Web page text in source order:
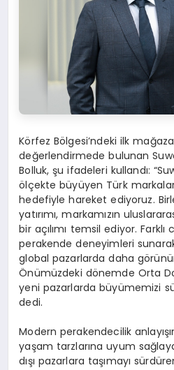
Körfez Bölgesi’ndeki ilk mağaza
değerlendirmede bulunan
Bolluk, şu ifadeleri kullandı:
ölçekte büyüyen Türk
hedefiyle hareket ediyoruz.
yatırımı, markamızın
bir açılımı temsil ediyor.
perakende deneyimleri
global pazarlarda daha
Önümüzdeki dönemde Orta
yeni pazarlarda büyümemizi
dedi.
Modern perakendecilik
yaşam tarzlarına uyum
dışı pazarlara taşımayı